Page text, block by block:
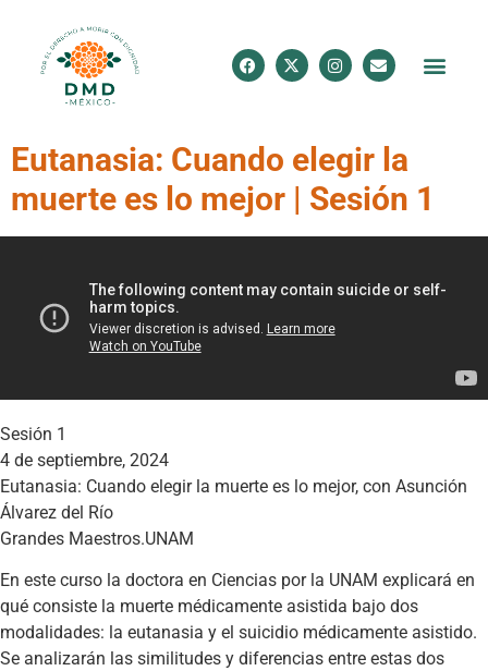
Eutanasia: Cuando elegir la
muerte es lo mejor | Sesión 1
Sesión 1
4 de septiembre, 2024
Eutanasia: Cuando elegir la muerte es lo mejor, con Asunción
Álvarez del Río
Grandes Maestros.UNAM
En este curso la doctora en Ciencias por la UNAM explicará en
qué consiste la muerte médicamente asistida bajo dos
modalidades: la eutanasia y el suicidio médicamente asistido.
Se analizarán las similitudes y diferencias entre estas dos